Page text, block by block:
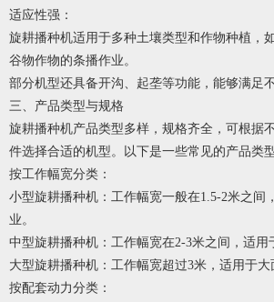
适应性强：
旋耕播种机适用于多种土壤类型和作物种植，
谷物作物的条播作业。
部分机型还具备开沟、起垄等功能，能够满足
三、产品类型与规格
旋耕播种机产品类型多样，规格齐全，可根据
件选择合适的机型。以下是一些常见的产品类
按工作幅宽分类：
小型旋耕播种机：工作幅宽一般在1.5-2米之间
业。
中型旋耕播种机：工作幅宽在2-3米之间，适用
大型旋耕播种机：工作幅宽超过3米，适用于大
按配套动力分类：